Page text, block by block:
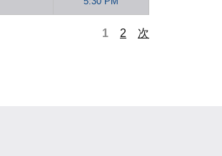
1 2 次